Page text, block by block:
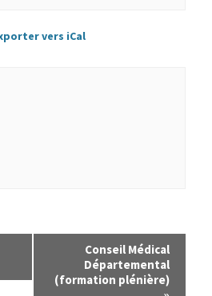
vers iCal
Conseil Médical
Départemental
(formation plénière)